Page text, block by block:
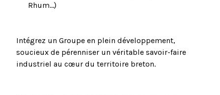
Rhum...)
Intégrez un Groupe en plein développement,
soucieux de pérenniser un véritable savoir-faire
industriel au cœur du territoire breton.